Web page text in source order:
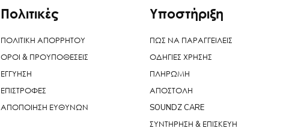
Πολιτικές
ΠΟΛΙΤΙΚΗ ΑΠΟΡΡΗΤΟΥ
ΟΡΟΙ & ΠΡΟΥΠΟΘΕΣΕΙΣ
ΕΓΓΥΗΣΗ
ΕΠΙΣΤΡΟΦΕΣ
ΑΠΟΠΟΙΗΣΗ ΕΥΘΥΝΩΝ
Υποστήριξη
ΠΩΣ ΝΑ ΠΑΡΑΓΓΕΙΛΕΙΣ
ΟΔΗΓΙΕΣ ΧΡΗΣΗΣ
ΠΛΗΡΩΜΗ
ΑΠΟΣΤΟΛΗ
SOUNDZ CARE
ΣΥΝΤΗΡΗΣΗ & ΕΠΙΣΚΕΥΗ